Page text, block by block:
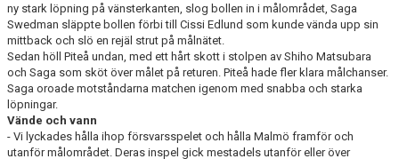
ny stark löpning på vänsterkanten, slog bollen in i målområdet, Saga
Swedman släppte bollen förbi till Cissi Edlund som kunde vända upp sin
mittback och slö en rejäl strut på målnätet.
Sedan höll Piteå undan, med ett hårt skott i stolpen av Shiho Matsubara
och Saga som sköt över målet på returen. Piteå hade fler klara målchanser.
Saga oroade motståndarna matchen igenom med snabba och starka
löpningar.
Vände och vann
- Vi lyckades hålla ihop försvarsspelet och hålla Malmö framför och
utanför målområdet. Deras inspel gick mestadels utanför eller över